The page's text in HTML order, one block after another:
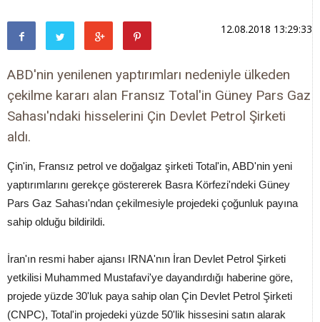
12.08.2018 13:29:33
ABD'nin yenilenen yaptırımları nedeniyle ülkeden
çekilme kararı alan Fransız Total'in Güney Pars Gaz
Sahası'ndaki hisselerini Çin Devlet Petrol Şirketi
aldı.
Çin'in, Fransız petrol ve doğalgaz şirketi Total'in, ABD'nin yeni
yaptırımlarını gerekçe göstererek Basra Körfezi'ndeki Güney
Pars Gaz Sahası'ndan çekilmesiyle projedeki çoğunluk payına
sahip olduğu bildirildi.
İran'ın resmi haber ajansı IRNA'nın İran Devlet Petrol Şirketi
yetkilisi Muhammed Mustafavi'ye dayandırdığı haberine göre,
projede yüzde 30'luk paya sahip olan Çin Devlet Petrol Şirketi
(CNPC), Total'in projedeki yüzde 50'lik hissesini satın alarak